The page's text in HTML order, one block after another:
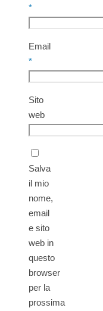
*
Email
*
Sito
web
Salva
il mio
nome,
email
e sito
web in
questo
browser
per la
prossima